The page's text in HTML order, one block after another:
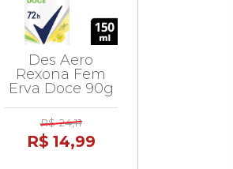
Des Aero
Rexona Fem
Erva Doce 90g
R$ 24,11
R$ 14,99